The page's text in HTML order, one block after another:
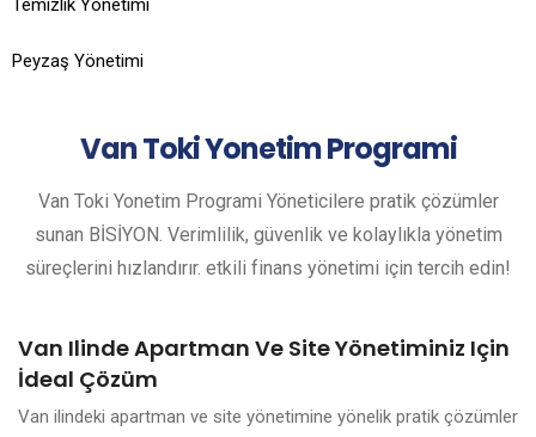
Temizlik Yönetimi
Peyzaş Yönetimi
VanToki Yonetim Programi
Van Toki Yonetim Programi Yöneticilere pratik çözümler
sunan BİSİYON. Verimlilik, güvenlik ve kolaylıkla yönetim
süreçlerini hızlandırır. etkili finans yönetimi için tercih edin!
Van Ilinde Apartman Ve Site Yönetiminiz Için
İdeal Çözüm
Van ilindeki apartman ve site yönetimine yönelik pratik çözümler